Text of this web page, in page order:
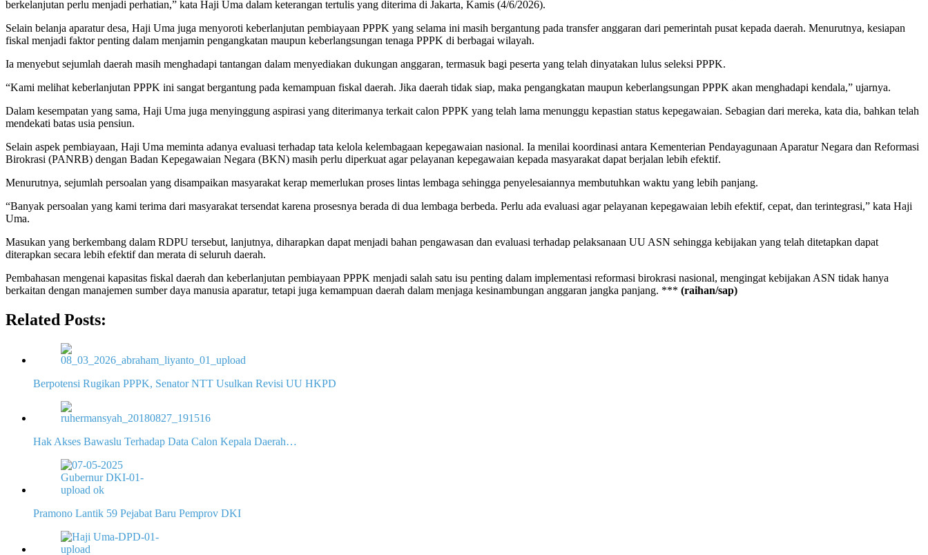
berkelanjutan perlu menjadi perhatian,” kata Haji Uma dalam keterangan tertulis yang diterima di Jakarta, Kamis (4/6/2026).
Selain belanja aparatur desa, Haji Uma juga menyoroti keberlanjutan pembiayaan PPPK yang selama ini masih bergantung pada transfer anggaran dari pemerintah pusat kepada daerah. Menurutnya, kesiapan
fiskal menjadi faktor penting dalam menjamin pengangkatan maupun keberlangsungan tenaga PPPK di berbagai wilayah.
Ia menyebut sejumlah daerah masih menghadapi tantangan dalam menyediakan dukungan anggaran, termasuk bagi peserta yang telah dinyatakan lulus seleksi PPPK.
“Kami melihat keberlanjutan PPPK ini sangat bergantung pada kemampuan fiskal daerah. Jika daerah tidak siap, maka pengangkatan maupun keberlangsungan PPPK akan menghadapi kendala,” ujarnya.
Dalam kesempatan yang sama, Haji Uma juga menyinggung aspirasi yang diterimanya terkait calon PPPK yang telah lama menunggu kepastian status kepegawaian. Sebagian dari mereka, kata dia, bahkan telah
mendekati batas usia pensiun.
Selain aspek pembiayaan, Haji Uma meminta adanya evaluasi terhadap tata kelola kelembagaan kepegawaian nasional. Ia menilai koordinasi antara Kementerian Pendayagunaan Aparatur Negara dan Reformasi
Birokrasi (PANRB) dengan Badan Kepegawaian Negara (BKN) masih perlu diperkuat agar pelayanan kepegawaian kepada masyarakat dapat berjalan lebih efektif.
Menurutnya, sejumlah persoalan yang disampaikan masyarakat kerap memerlukan proses lintas lembaga sehingga penyelesaiannya membutuhkan waktu yang lebih panjang.
“Banyak persoalan yang kami terima dari masyarakat tersendat karena prosesnya berada di dua lembaga berbeda. Perlu ada evaluasi agar pelayanan kepegawaian lebih efektif, cepat, dan terintegrasi,” kata Haji
Uma.
Masukan yang berkembang dalam RDPU tersebut, lanjutnya, diharapkan dapat menjadi bahan pengawasan dan evaluasi terhadap pelaksanaan UU ASN sehingga kebijakan yang telah ditetapkan dapat
diterapkan secara lebih efektif dan merata di seluruh daerah.
Pembahasan mengenai kapasitas fiskal daerah dan keberlanjutan pembiayaan PPPK menjadi salah satu isu penting dalam implementasi reformasi birokrasi nasional, mengingat kebijakan ASN tidak hanya
berkaitan dengan manajemen sumber daya manusia aparatur, tetapi juga kemampuan daerah dalam menjaga kesinambungan anggaran jangka panjang. *** (raihan/sap)
Related Posts:
Berpotensi Rugikan PPPK, Senator NTT Usulkan Revisi UU HKPD
Hak Akses Bawaslu Terhadap Data Calon Kepala Daerah…
Pramono Lantik 59 Pejabat Baru Pemprov DKI